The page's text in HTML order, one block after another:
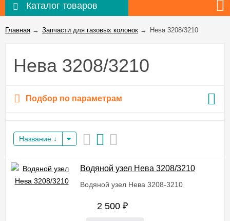
Каталог товаров
Главная → Запчасти для газовых колонок → Нева 3208/3210
Нева 3208/3210
Подбор по параметрам
Название
Водяной узел Нева 3208/3210
Водяной узел Нева 3208-3210
2 500 ₽